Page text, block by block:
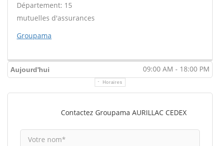
Département: 15
mutuelles d'assurances
Groupama
Aujourd'hui 09:00 AM - 18:00 PM
Horaires
Contactez Groupama AURILLAC CEDEX